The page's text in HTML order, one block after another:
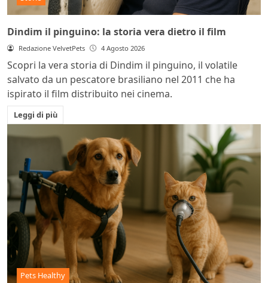
Dindim il pinguino: la storia vera dietro il film
Redazione VelvetPets 4 Agosto 2026
Scopri la vera storia di Dindim il pinguino, il volatile
salvato da un pescatore brasiliano nel 2011 che ha
ispirato il film distribuito nei cinema.
Leggi di più
Pets Healthy